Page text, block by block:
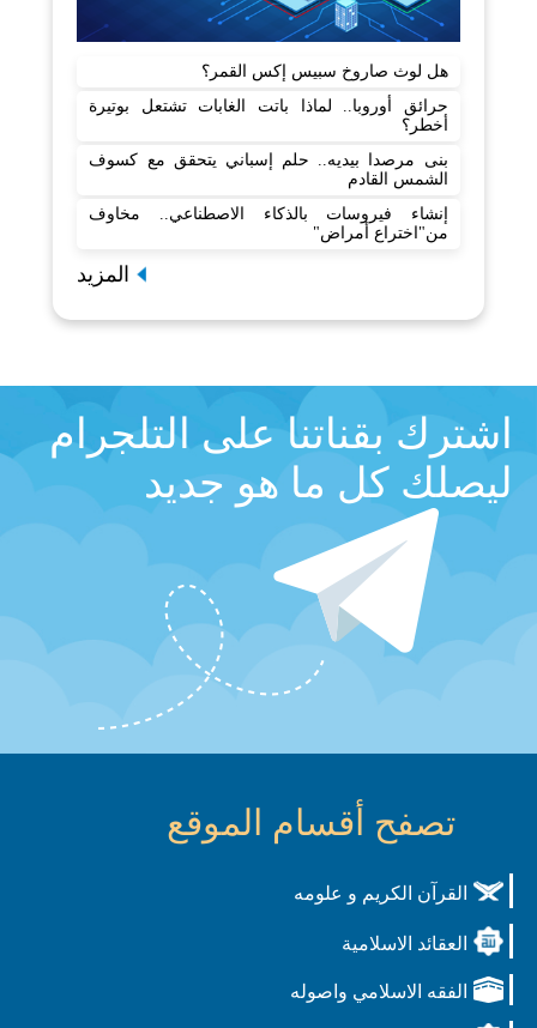
هل لوث صاروخ سبيس إكس القمر؟
حرائق أوروبا.. لماذا باتت الغابات تشتعل بوتيرة
أخطر؟
بنى مرصدا بيديه.. حلم إسباني يتحقق مع كسوف
الشمس القادم
إنشاء فيروسات بالذكاء الاصطناعي.. مخاوف
من"اختراع أمراض"
المزيد
اشترك بقناتنا على التلجرام
ليصلك كل ما هو جديد
تصفح أقسام الموقع
القرآن الكريم و علومه
العقائد الاسلامية
الفقه الاسلامي واصوله